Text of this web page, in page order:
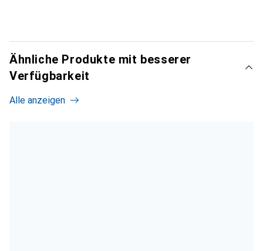
Ähnliche Produkte mit besserer
Verfügbarkeit
Alle anzeigen